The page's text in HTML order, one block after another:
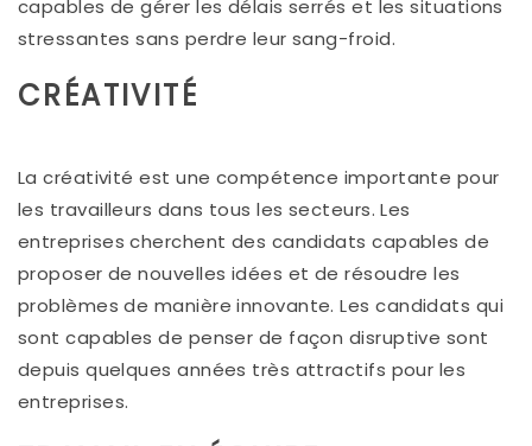
capables de gérer les délais serrés et les situations
stressantes sans perdre leur sang-froid.
CRÉATIVITÉ
La créativité est une compétence importante pour
les travailleurs dans tous les secteurs. Les
entreprises cherchent des candidats capables de
proposer de nouvelles idées et de résoudre les
problèmes de manière innovante. Les candidats qui
sont capables de penser de façon disruptive sont
depuis quelques années très attractifs pour les
entreprises.